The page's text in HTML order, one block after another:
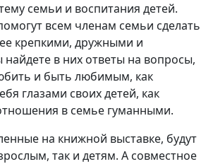
семьи и воспитания детей.
всем членам семьи сделать
крепкими, дружными и
в них ответы на вопросы,
и быть любимым, как
глазами своих детей, как
в семье гуманными.
на книжной выставке, будут
так и детям. А совместное